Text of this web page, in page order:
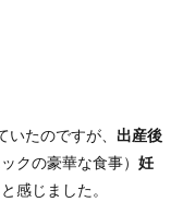
たのですが、 出産後
クの豪華な食事） 妊
と感じました。